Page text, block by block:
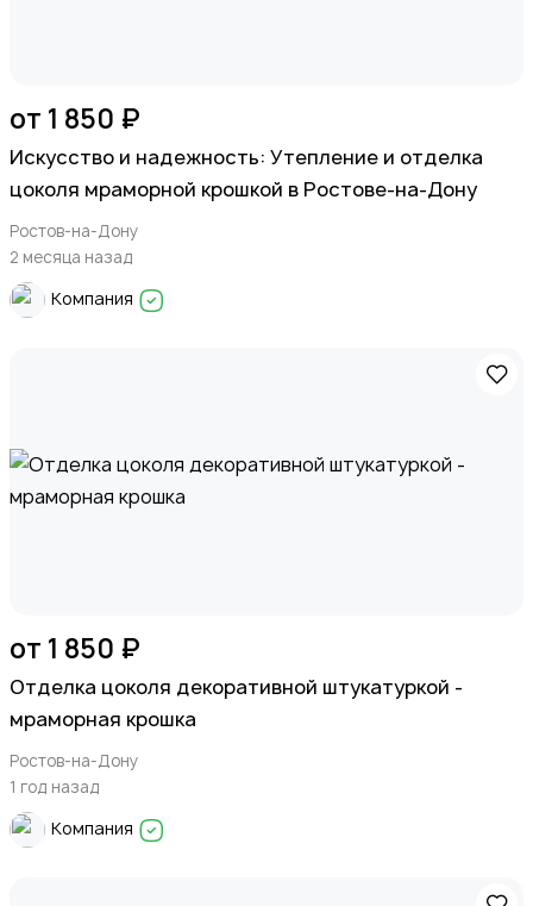
от 1 850 ₽
Искусство и надежность: Утепление и отделка
цоколя мраморной крошкой в Ростове-на-Дону
Ростов-на-Дону
2 месяца назад
Компания
от 1 850 ₽
Отделка цоколя декоративной штукатуркой -
мраморная крошка
Ростов-на-Дону
1 год назад
Компания